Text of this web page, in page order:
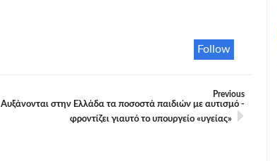
Follow
Previous
Αυξάνονται στην Ελλάδα τα ποσοστά παιδιών με αυτισμό -
φροντίζει γιαυτό το υπουργείο «υγείας»